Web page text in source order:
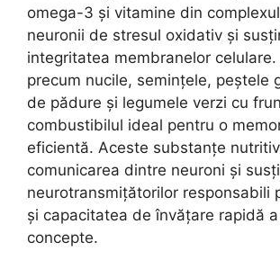
omega-3 și vitamine din
neuronii de stresul oxidativ și
integritatea membranelor
precum nucile, semințele, peștele
de pădure și legumele verzi cu
combustibilul ideal pentru o
eficientă. Aceste substanțe
comunicarea dintre neuroni și
neurotransmițătorilor responsabili
și capacitatea de învățare rapidă
concepte.